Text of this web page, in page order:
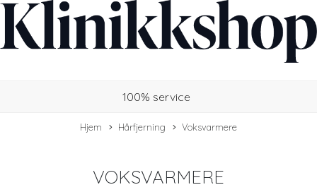
100% service
Hjem Hårfjerning Voksvarmere
VOKSVARMERE